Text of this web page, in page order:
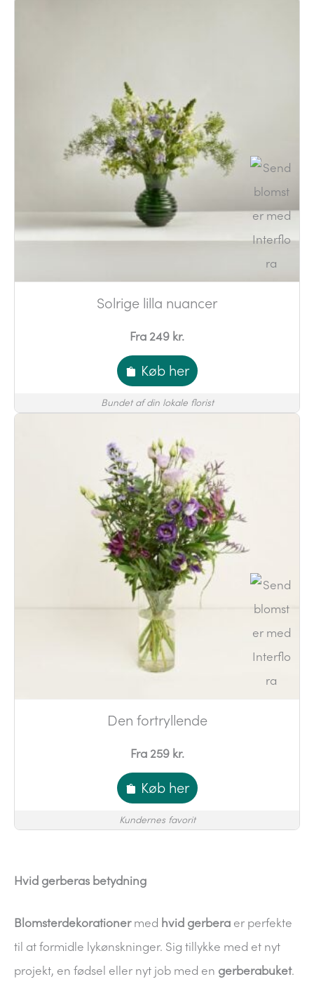
Solrige lilla nuancer
Fra 249 kr.
Køb her
Bundet af din lokale florist
Den fortryllende
Fra 259 kr.
Køb her
Kundernes favorit
Hvid gerberas betydning
Blomsterdekorationermed hvid gerbera er perfekte
til at formidle lykønskninger. Sig tillykke med et nyt
projekt, en fødsel eller nyt job med en gerberabuket.